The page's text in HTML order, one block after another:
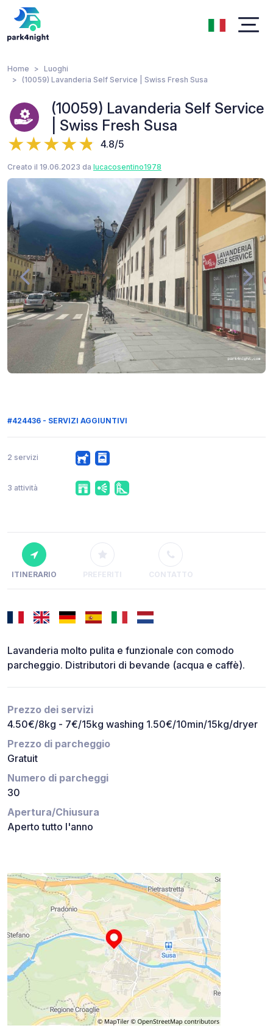
Home
Luoghi
(10059) Lavanderia Self Service | Swiss Fresh Susa
(10059) Lavanderia Self Service
| Swiss Fresh Susa
4.8/5
Creato il 19.06.2023 da lucacosentino1978
#424436 - SERVIZI AGGIUNTIVI
2 servizi
3 attività
ITINERARIO PREFERITI CONTATTO
Lavanderia molto pulita e funzionale con comodo
parcheggio. Distributori di bevande (acqua e caffè).
Prezzo dei servizi
4.50€/8kg - 7€/15kg washing 1.50€/10min/15kg/dryer
Prezzo di parcheggio
Gratuit
Numero di parcheggi
30
Apertura/Chiusura
Aperto tutto l'anno